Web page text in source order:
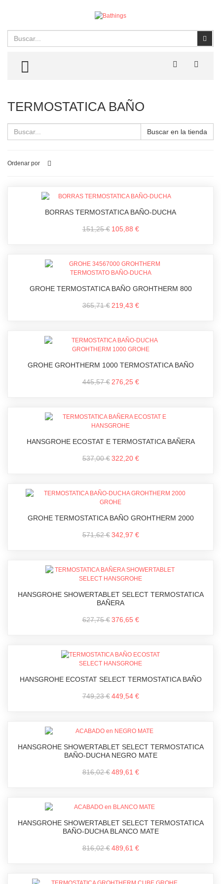
TOGGLE MENU
TERMOSTATICA BAÑO
Buscar en la tienda
Ordenar por
BORRAS TERMOSTATICA BAÑO-DUCHA
151,25 € 105,88 €
GROHE TERMOSTATICA BAÑO GROHTHERM 800
365,71 € 219,43 €
GROHE GROHTHERM 1000 TERMOSTATICA BAÑO
445,57 € 276,25 €
HANSGROHE ECOSTAT E TERMOSTATICA BAÑERA
537,00 € 322,20 €
GROHE TERMOSTATICA BAÑO GROHTHERM 2000
571,62 € 342,97 €
HANSGROHE SHOWERTABLET SELECT TERMOSTATICA
BAÑERA
627,75 € 376,65 €
HANSGROHE ECOSTAT SELECT TERMOSTATICA BAÑO
749,23 € 449,54 €
HANSGROHE SHOWERTABLET SELECT TERMOSTATICA
BAÑO-DUCHA NEGRO MATE
816,02 € 489,61 €
HANSGROHE SHOWERTABLET SELECT TERMOSTATICA
BAÑO-DUCHA BLANCO MATE
816,02 € 489,61 €